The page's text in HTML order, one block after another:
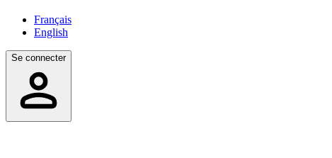
Français
English
Se connecter